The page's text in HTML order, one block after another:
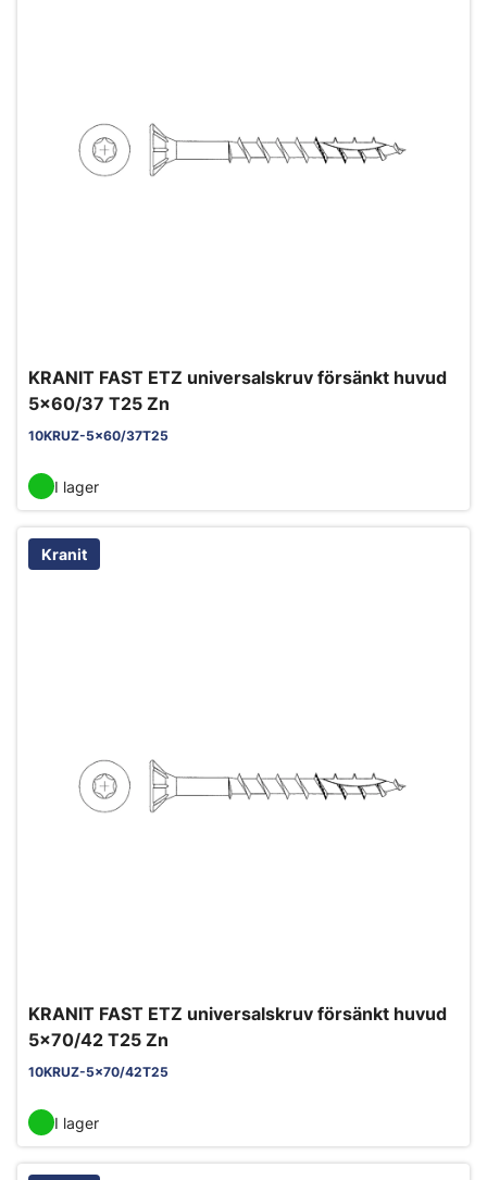
KRANIT FAST ETZ universalskruv försänkt huvud
5x60/37 T25 Zn
10KRUZ-5x60/37T25
I lager
Kranit
KRANIT FAST ETZ universalskruv försänkt huvud
5x70/42 T25 Zn
10KRUZ-5x70/42T25
I lager